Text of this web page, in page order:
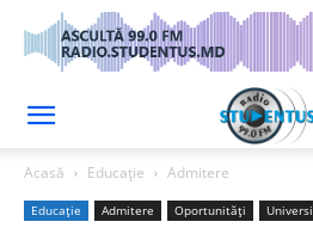
Acasă Educație Admitere
Educație Admitere Oportunități